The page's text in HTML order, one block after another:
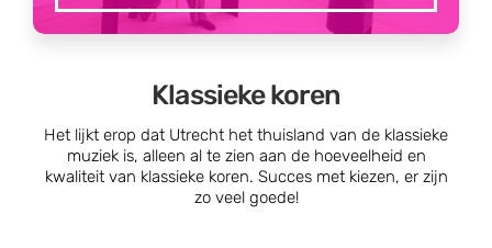
Klassieke koren
Het lijkt erop dat Utrecht het thuisland van de klassieke
muziek is, alleen al te zien aan de hoeveelheid en
kwaliteit van klassieke koren. Succes met kiezen, er zijn
zo veel goede!